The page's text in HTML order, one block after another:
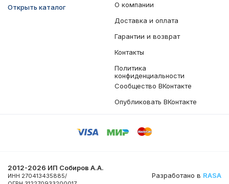
Открыть каталог
О компании
Доставка и оплата
Гарантии и возврат
Контакты
Политика
конфиденциальности
Сообщество ВКонтакте
Опубликовать ВКонтакте
2012-2026 ИП Собиров А.А.
ИНН 270413435885/
Разработано в RASA